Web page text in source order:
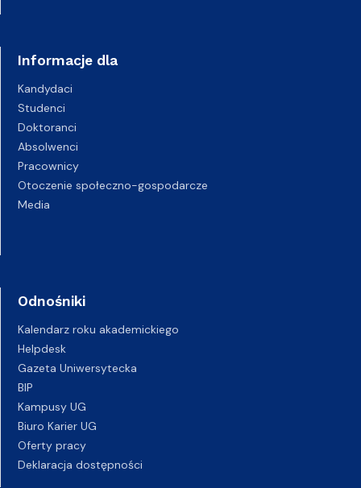
Informacje dla
Kandydaci
Studenci
Doktoranci
Absolwenci
Pracownicy
Otoczenie społeczno-gospodarcze
Media
Odnośniki
Kalendarz roku akademickiego
Helpdesk
Gazeta Uniwersytecka
BIP
Kampusy UG
Biuro Karier UG
Oferty pracy
Deklaracja dostępności